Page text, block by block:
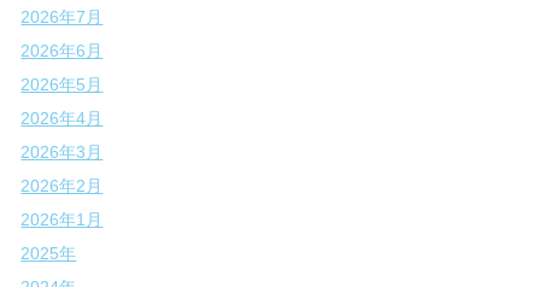
2026年7月
2026年6月
2026年5月
2026年4月
2026年3月
2026年2月
2026年1月
2025年